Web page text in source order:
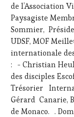
VIGNOBLES,
WINE
TOURISM
FAME,
WINE
TOURISM
TOUR,
WINE
TOURISM
TOUR
MOVIE,
de l’Association
Paysagiste
Sommier,
UDSF, MOF
internationale
: - Christian
des disciples
Trésorier
Gérard Canarie,
de Monaco. .